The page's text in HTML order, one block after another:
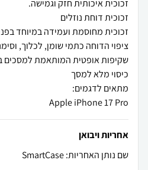
Apple iPhone 17 Pro
אחריות ויבואן
שם נותן האחריות: SmartCase